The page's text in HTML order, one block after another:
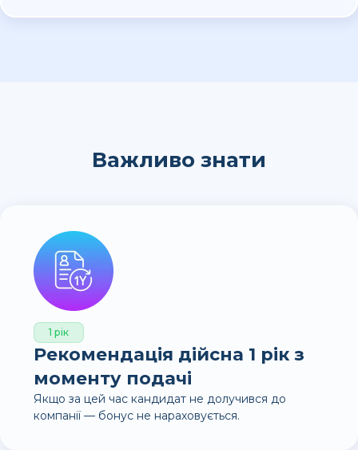
Важливо знати
1 рік
Рекомендація дійсна 1 рік з
моменту подачі
Якщо за цей час кандидат не долучився до
компанії — бонус не нараховується.